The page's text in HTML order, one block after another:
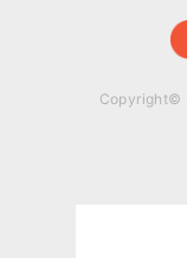
Copyright©